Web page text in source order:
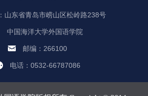
山东省青岛市崂山区松岭路238号
中国海洋大学外国语学院
邮编：266100
电话：0532-66787086